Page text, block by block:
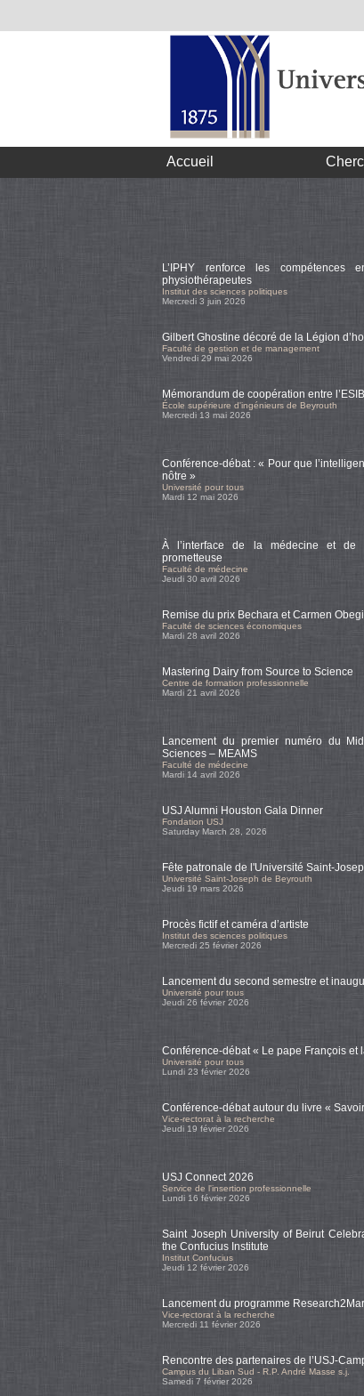
Accueil
L’IPHY renforce les compétences
physiothérapeutes
Institut des sciences politiques
Mercredi 3 juin 2026
Gilbert Ghostine décoré de la Légion
Faculté de gestion et de management
Vendredi 29 mai 2026
Mémorandum de coopération entre
École supérieure d'ingénieurs de Beyrouth
Mercredi 13 mai 2026
Conférence-débat : « Pour que
nôtre »
Université pour tous
Mardi 12 mai 2026
À l’interface de la médecine et de
prometteuse
Faculté de médecine
Jeudi 30 avril 2026
Remise du prix Bechara et Carmen Obegi
Faculté de sciences économiques
Mardi 28 avril 2026
Mastering Dairy from Source to Science
Centre de formation professionnelle
Mardi 21 avril 2026
Lancement du premier numéro du
Sciences – MEAMS
Faculté de médecine
Mardi 14 avril 2026
USJ Alumni Houston Gala Dinner
Fondation USJ
Saturday March 28, 2026
Fête patronale de l'Université Saint-
Université Saint-Joseph de Beyrouth
Jeudi 19 mars 2026
Procès fictif et caméra d’artiste
Institut des sciences politiques
Mercredi 25 février 2026
Lancement du second semestre et
Université pour tous
Jeudi 26 février 2026
Conférence-débat « Le pape François et
Université pour tous
Lundi 23 février 2026
Conférence-débat autour du livre «
Vice-rectorat à la recherche
Jeudi 19 février 2026
USJ Connect 2026
Service de l'insertion professionnelle
Lundi 16 février 2026
Saint Joseph University of Beirut
the Confucius Institute
Institut Confucius
Jeudi 12 février 2026
Lancement du programme
Vice-rectorat à la recherche
Mercredi 11 février 2026
Rencontre des partenaires de l’USJ-
Campus du Liban Sud - R.P. André Masse s.j.
Samedi 7 février 2026